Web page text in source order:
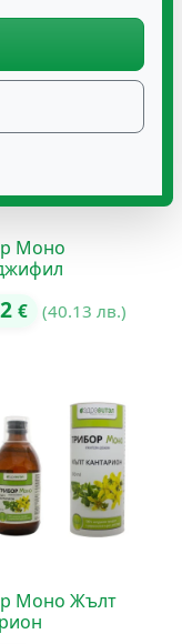
Моно
€ (40.13 лв.)
Моно Жълт